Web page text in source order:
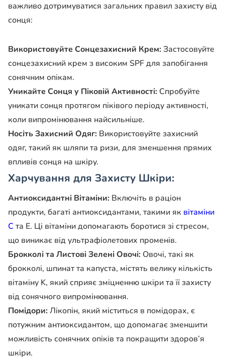
важливо дотримуватися загальних правил захисту від
сонця:
Використовуйте Сонцезахисний Крем:Застосовуйте
сонцезахисний крем з високим SPF для запобігання
сонячним опікам.
Уникайте Сонця у Піковій Активності: Спробуйте
уникати сонця протягом піківого періоду активності,
коли випромінювання найсильніше.
Носіть Захисний Одяг: Використовуйте захисний
одяг, такий як шляпи та ризи, для зменшення прямих
впливів сонця на шкіру.
Харчування для Захисту Шкіри:
Антиоксидантні Вітаміни: Включіть в раціон
продукти, багаті антиоксидантами, такими як вітаміни
C та E. Ці вітаміни допомагають боротися зі стресом,
що виникає від ультрафіолетових променів.
Брокколі та Листові Зелені Овочі: Овочі, такі як
брокколі, шпинат та капуста, містять велику кількість
вітаміну K, який сприяє зміцненню шкіри та її захисту
від сонячного випромінювання.
Помідори:Лікопін, який міститься в помідорах, є
потужним антиоксидантом, що допомагає зменшити
можливість сонячних опіків та покращити здоров’я
шкіри.